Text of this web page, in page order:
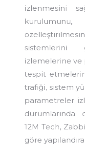
izlenmesini
sistemlerini
izlemelerine ve
tespit
trafiği, sistem
parametreler
durumlarında
12M Tech,
göre